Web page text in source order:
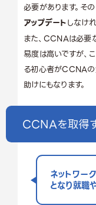
必要があります。その
アップデートしなけ
また、CCNAは必要
易度は高いですが、
る初心者がCCNAの
助けにもなります。
CCNAを取得
ネットワー
となり就職